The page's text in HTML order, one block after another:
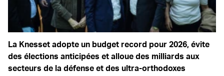
La Knesset adopte un budget record pour 2026, évite
des élections anticipées et alloue des milliards aux
secteurs de la défense et des ultra-orthodoxes